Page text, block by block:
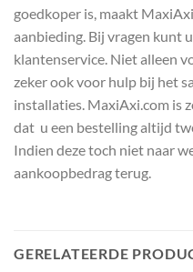
goedkoper is, maakt
aanbieding. Bij vragen kunt
klantenservice. Niet alleen
zeker ook voor hulp bij het
installaties. MaxiAxi.com is
dat u een bestelling altijd
Indien deze toch niet naar
aankoopbedrag terug.
GERELATEERDE